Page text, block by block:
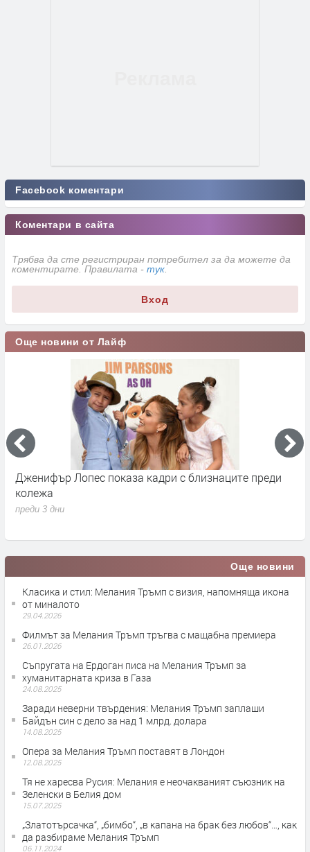
Facebook коментари
Коментари в сайта
Трябва да сте регистриран потребител за да можете да
коментирате. Правилата - тук
Вход
Още новини от Лайф
Дженифър Лопес показа кадри с близнаците преди
колежа
преди 3 дни
Още новини
Класика и стил: Мелания Тръмп с визия, напомняща икона
от миналото
29.04.2026
Филмът за Мелания Тръмп тръгва с мащабна премиера
26.01.2026
Съпругата на Ердоган писа на Мелания Тръмп за
хуманитарната криза в Газа
24.08.2025
Заради неверни твърдения: Мелания Тръмп заплаши
Байдън син с дело за над 1 млрд. долара
14.08.2025
Опера за Мелания Тръмп поставят в Лондон
12.08.2025
Тя не харесва Русия: Мелания е неочакваният съюзник на
Зеленски в Белия дом
15.07.2025
„Златотърсачка“, „бимбо“, „в капана на брак без любов“…, как
да разбираме Мелания Тръмп
06.11.2024